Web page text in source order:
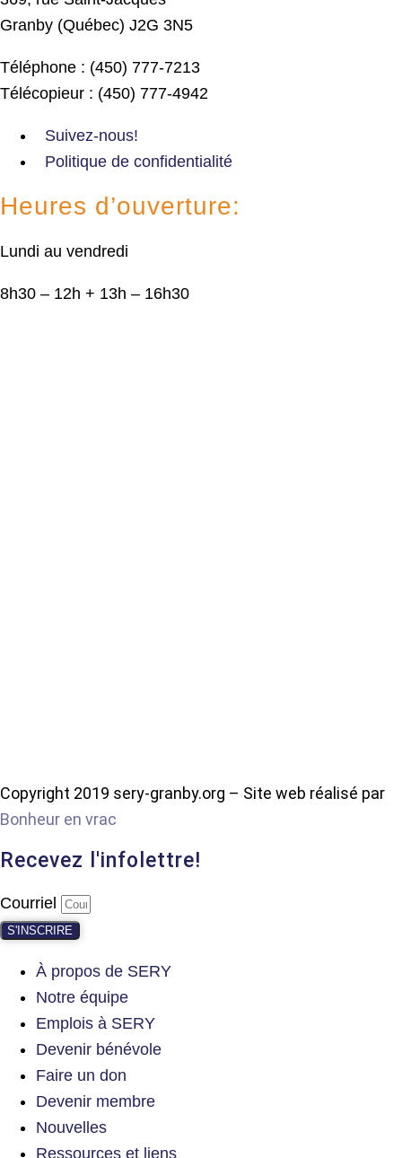
Granby (Québec) J2G 3N5
Téléphone : (450) 777-7213
Télécopieur : (450) 777-4942
Suivez-nous!
Politique de confidentialité
Heures d’ouverture:
Lundi au vendredi
8h30 – 12h + 13h – 16h30
Copyright 2019 sery-granby.org – Site web réalisé par
Bonheur en vrac
Recevez l'infolettre!
Courriel
S'INSCRIRE
À propos de SERY
Notre équipe
Emplois à SERY
Devenir bénévole
Faire un don
Devenir membre
Nouvelles
Ressources et liens